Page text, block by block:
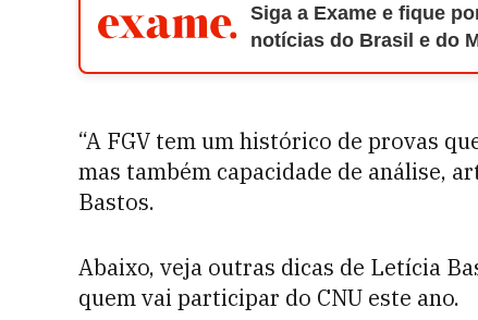
Siga a Exame e fique
notícias do Brasil e do
“A FGV tem um histórico de provas
mas também capacidade de análise,
Bastos.
Abaixo, veja outras dicas de Letícia
quem vai participar do CNU este ano.